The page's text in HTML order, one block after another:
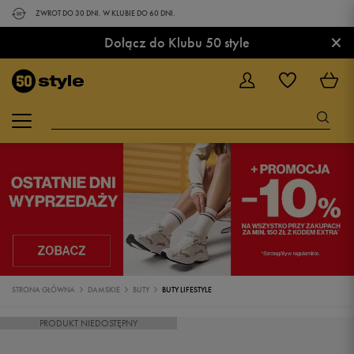
ZWROT DO 30 DNI. W KLUBIE DO 60 DNI.
Dołącz do Klubu 50 style ×
STRONA GŁÓWNA DAMSKIE BUTY BUTY LIFESTYLE
PRODUKT NIEDOSTĘPNY